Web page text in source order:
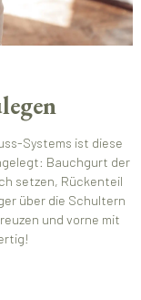
Systems ist diese
Bauchgurt der
setzen, Rückenteil
über die Schultern
und vorne mit